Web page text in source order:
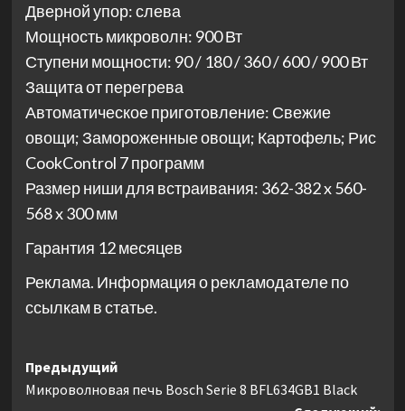
Дверной упор: слева
Мощность микроволн: 900 Вт
Ступени мощности: 90 / 180 / 360 / 600 / 900 Вт
Защита от перегрева
Автоматическое приготовление: Свежие
овощи; Замороженные овощи; Картофель; Рис
CookControl 7 программ
Размер ниши для встраивания: 362-382 x 560-
568 x 300 мм
Гарантия 12 месяцев
Реклама. Информация о рекламодателе по
ссылкам в статье.
Навигация
записи
Предыдущий
Микроволновая печь Bosch Serie 8 BFL634GB1 Black